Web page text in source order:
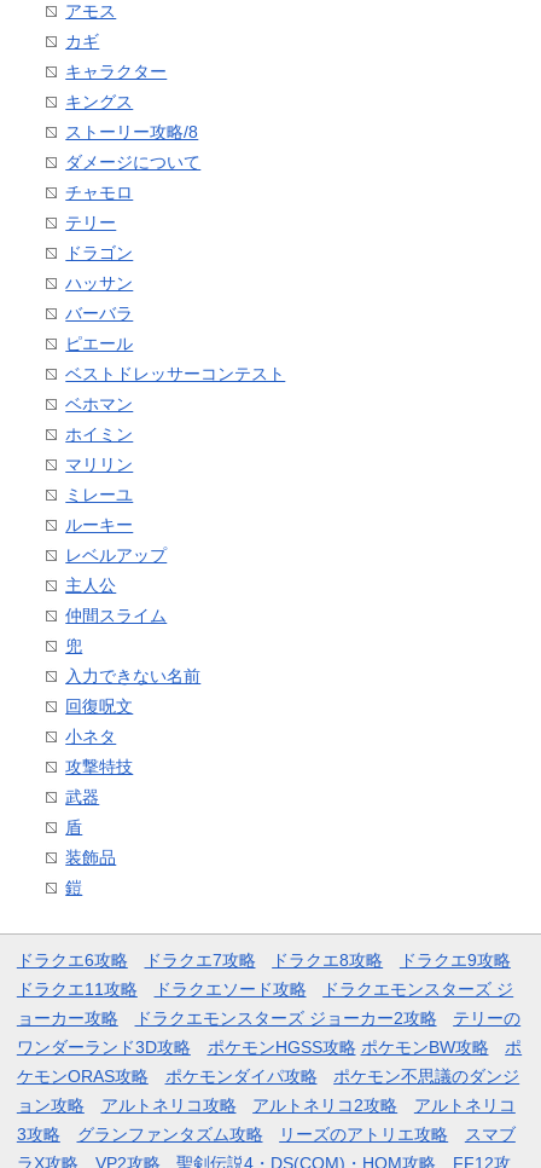
アモス
カギ
キャラクター
キングス
ストーリー攻略/8
ダメージについて
チャモロ
テリー
ドラゴン
ハッサン
バーバラ
ピエール
ベストドレッサーコンテスト
ベホマン
ホイミン
マリリン
ミレーユ
ルーキー
レベルアップ
主人公
仲間スライム
兜
入力できない名前
回復呪文
小ネタ
攻撃特技
武器
盾
装飾品
鎧
ドラクエ6攻略 ドラクエ7攻略 ドラクエ8攻略
ドラクエ9攻略
ドラクエ11攻略
ドラクエソード攻略
ドラクエモンスターズ ジ
ョーカー攻略
ドラクエモンスターズ ジョーカー2攻略
テリーの
ワンダーランド3D攻略
ポケモンHGSS攻略 ポケモンBW攻略
ポ
ケモンORAS攻略
ポケモンダイパ攻略
ポケモン不思議のダンジ
ョン攻略
アルトネリコ攻略 アルトネリコ2攻略
アルトネリコ
3攻略
グランファンタズム攻略 リーズのアトリエ攻略
スマブ
ラX攻略
VP2攻略 聖剣伝説4・DS(COM)・HOM攻略 FF12攻